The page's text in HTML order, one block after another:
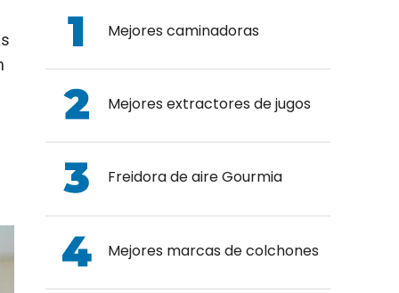
Mejores caminadoras
Mejores extractores de jugos
Freidora de aire Gourmia
Mejores marcas de colchones